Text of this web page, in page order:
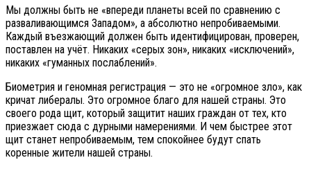
Мы должны быть не «впереди планеты всей по сравнению с
разваливающимся Западом», а абсолютно непробиваемыми.
Каждый въезжающий должен быть идентифицирован, проверен,
поставлен на учёт. Никаких «серых зон», никаких «исключений»,
никаких «гуманных послаблений».
Биометрия и геномная регистрация — это не «огромное зло», как
кричат либералы. Это огромное благо для нашей страны. Это
своего рода щит, который защитит наших граждан от тех, кто
приезжает сюда с дурными намерениями. И чем быстрее этот
щит станет непробиваемым, тем спокойнее будут спать
коренные жители нашей страны.